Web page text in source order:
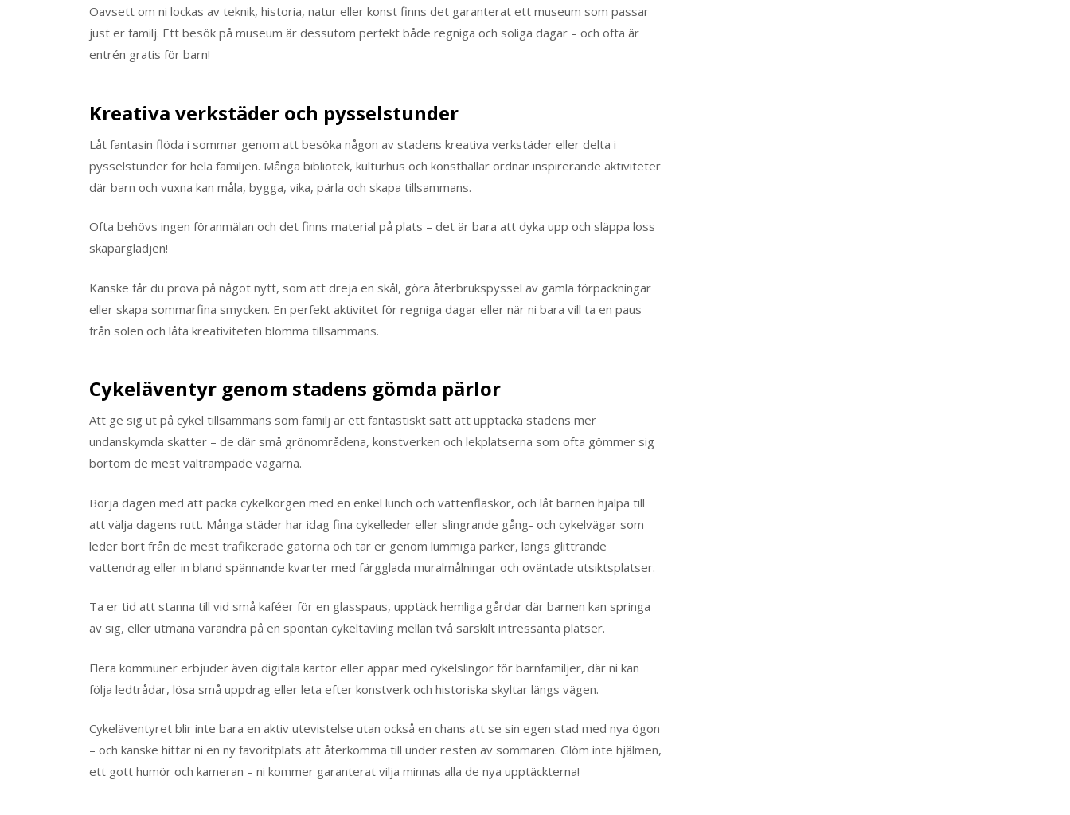
Oavsett om ni lockas av teknik, historia, natur eller konst finns det garanterat ett museum som passar
just er familj. Ett besök på museum är dessutom perfekt både regniga och soliga dagar – och ofta är
entrén gratis för barn!
Kreativa verkstäder och pysselstunder
Låt fantasin flöda i sommar genom att besöka någon av stadens kreativa verkstäder eller delta i
pysselstunder för hela familjen. Många bibliotek, kulturhus och konsthallar ordnar inspirerande aktiviteter
där barn och vuxna kan måla, bygga, vika, pärla och skapa tillsammans.
Ofta behövs ingen föranmälan och det finns material på plats – det är bara att dyka upp och släppa loss
skaparglädjen!
Kanske får du prova på något nytt, som att dreja en skål, göra återbrukspyssel av gamla förpackningar
eller skapa sommarfina smycken. En perfekt aktivitet för regniga dagar eller när ni bara vill ta en paus
från solen och låta kreativiteten blomma tillsammans.
Cykeläventyr genom stadens gömda pärlor
Att ge sig ut på cykel tillsammans som familj är ett fantastiskt sätt att upptäcka stadens mer
undanskymda skatter – de där små grönområdena, konstverken och lekplatserna som ofta gömmer sig
bortom de mest vältrampade vägarna.
Börja dagen med att packa cykelkorgen med en enkel lunch och vattenflaskor, och låt barnen hjälpa till
att välja dagens rutt. Många städer har idag fina cykelleder eller slingrande gång- och cykelvägar som
leder bort från de mest trafikerade gatorna och tar er genom lummiga parker, längs glittrande
vattendrag eller in bland spännande kvarter med färgglada muralmålningar och oväntade utsiktsplatser.
Ta er tid att stanna till vid små kaféer för en glasspaus, upptäck hemliga gårdar där barnen kan springa
av sig, eller utmana varandra på en spontan cykeltävling mellan två särskilt intressanta platser.
Flera kommuner erbjuder även digitala kartor eller appar med cykelslingor för barnfamiljer, där ni kan
följa ledtrådar, lösa små uppdrag eller leta efter konstverk och historiska skyltar längs vägen.
Cykeläventyret blir inte bara en aktiv utevistelse utan också en chans att se sin egen stad med nya ögon
– och kanske hittar ni en ny favoritplats att återkomma till under resten av sommaren. Glöm inte hjälmen,
ett gott humör och kameran – ni kommer garanterat vilja minnas alla de nya upptäckterna!